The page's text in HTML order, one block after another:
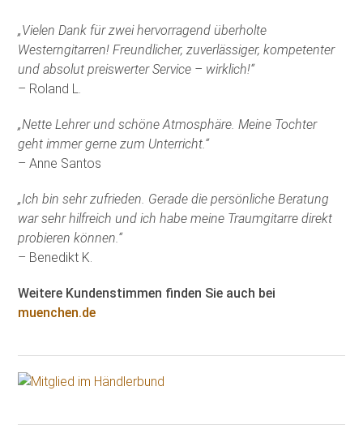
„Vielen Dank für zwei hervorragend überholte
Westerngitarren! Freundlicher, zuverlässiger, kompetenter
und absolut preiswerter Service – wirklich!“
– Roland L.
„Nette Lehrer und schöne Atmosphäre. Meine Tochter
geht immer gerne zum Unterricht.“
– Anne Santos
„Ich bin sehr zufrieden. Gerade die persönliche Beratung
war sehr hilfreich und ich habe meine Traumgitarre direkt
probieren können.“
– Benedikt K.
Weitere Kundenstimmen finden Sie auch bei
muenchen.de